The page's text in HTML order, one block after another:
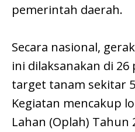
pemerintah daerah.
Secara nasional,
ini dilaksanakan di
target tanam sekitar
Kegiatan mencakup
Lahan (Oplah) Tahun